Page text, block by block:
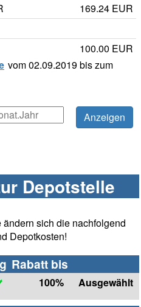
169.24 EUR
100.00 EUR
vom 02.09.2019 bis zum
Depotstelle
sich die nachfolgend
Depotkosten!
Rabatt bis
100% Ausgewählt